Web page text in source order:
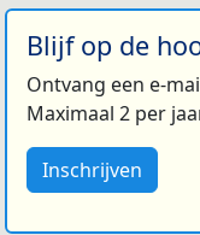
Blijf op de
Ontvang een e-
Maximaal 2 per
Inschrijven